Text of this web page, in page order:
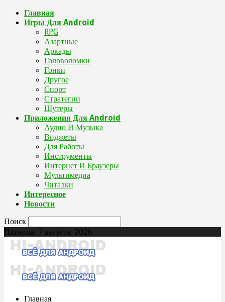
Главная
Игры Для Android
RPG
Азартные
Аркады
Головоломки
Гонки
Другое
Спорт
Стратегии
Шутеры
Приложения Для Android
Аудио И Музыка
Виджеты
Для Работы
Инструменты
Интернет И Браузеры
Мультимедиа
Читалки
Интересное
Новости
Поиск
Пятница, 7 августа, 2026
Главная